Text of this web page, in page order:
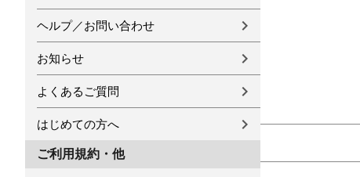
ヘルプ／お問い合わせ
お知らせ
よくあるご質問
はじめての方へ
ご利用規約・他